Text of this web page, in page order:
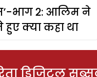
भाग 2: आलिम ने
क्या कहा था
डिजिटल